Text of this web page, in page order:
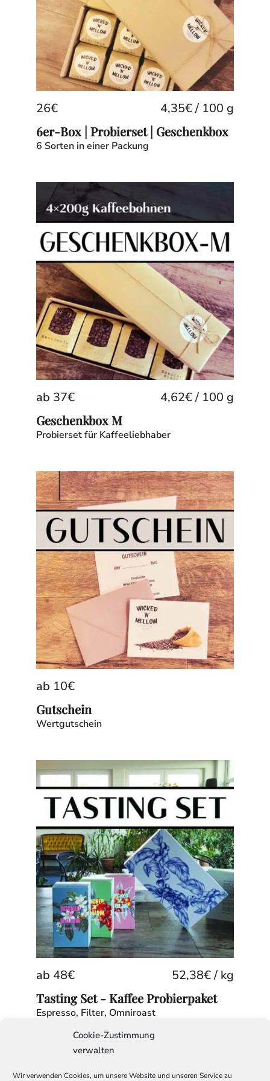
Cookie-Zustimmung
verwalten
Wir verwenden Cookies, um unsere Website und unseren Service zu
26€ 4,35€/ 100 g
6er-Box | Probierset | Geschenkbox
6 Sorten in einer Packung
ab 37€ 4,62€/ 100 g
Geschenkbox M
Probierset für Kaffeeliebhaber
ab 10€
Gutschein
Wertgutschein
ab 48€ 52,38€/ kg
Tasting Set - Kaffee Probierpaket
Espresso, Filter, Omniroast